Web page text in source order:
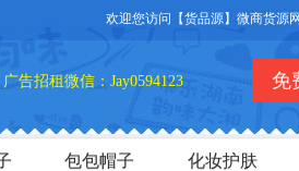
欢迎您访问【货品源】微商货源网站
广告招租微信：Jay0594123 免
包包帽子 化妆护肤